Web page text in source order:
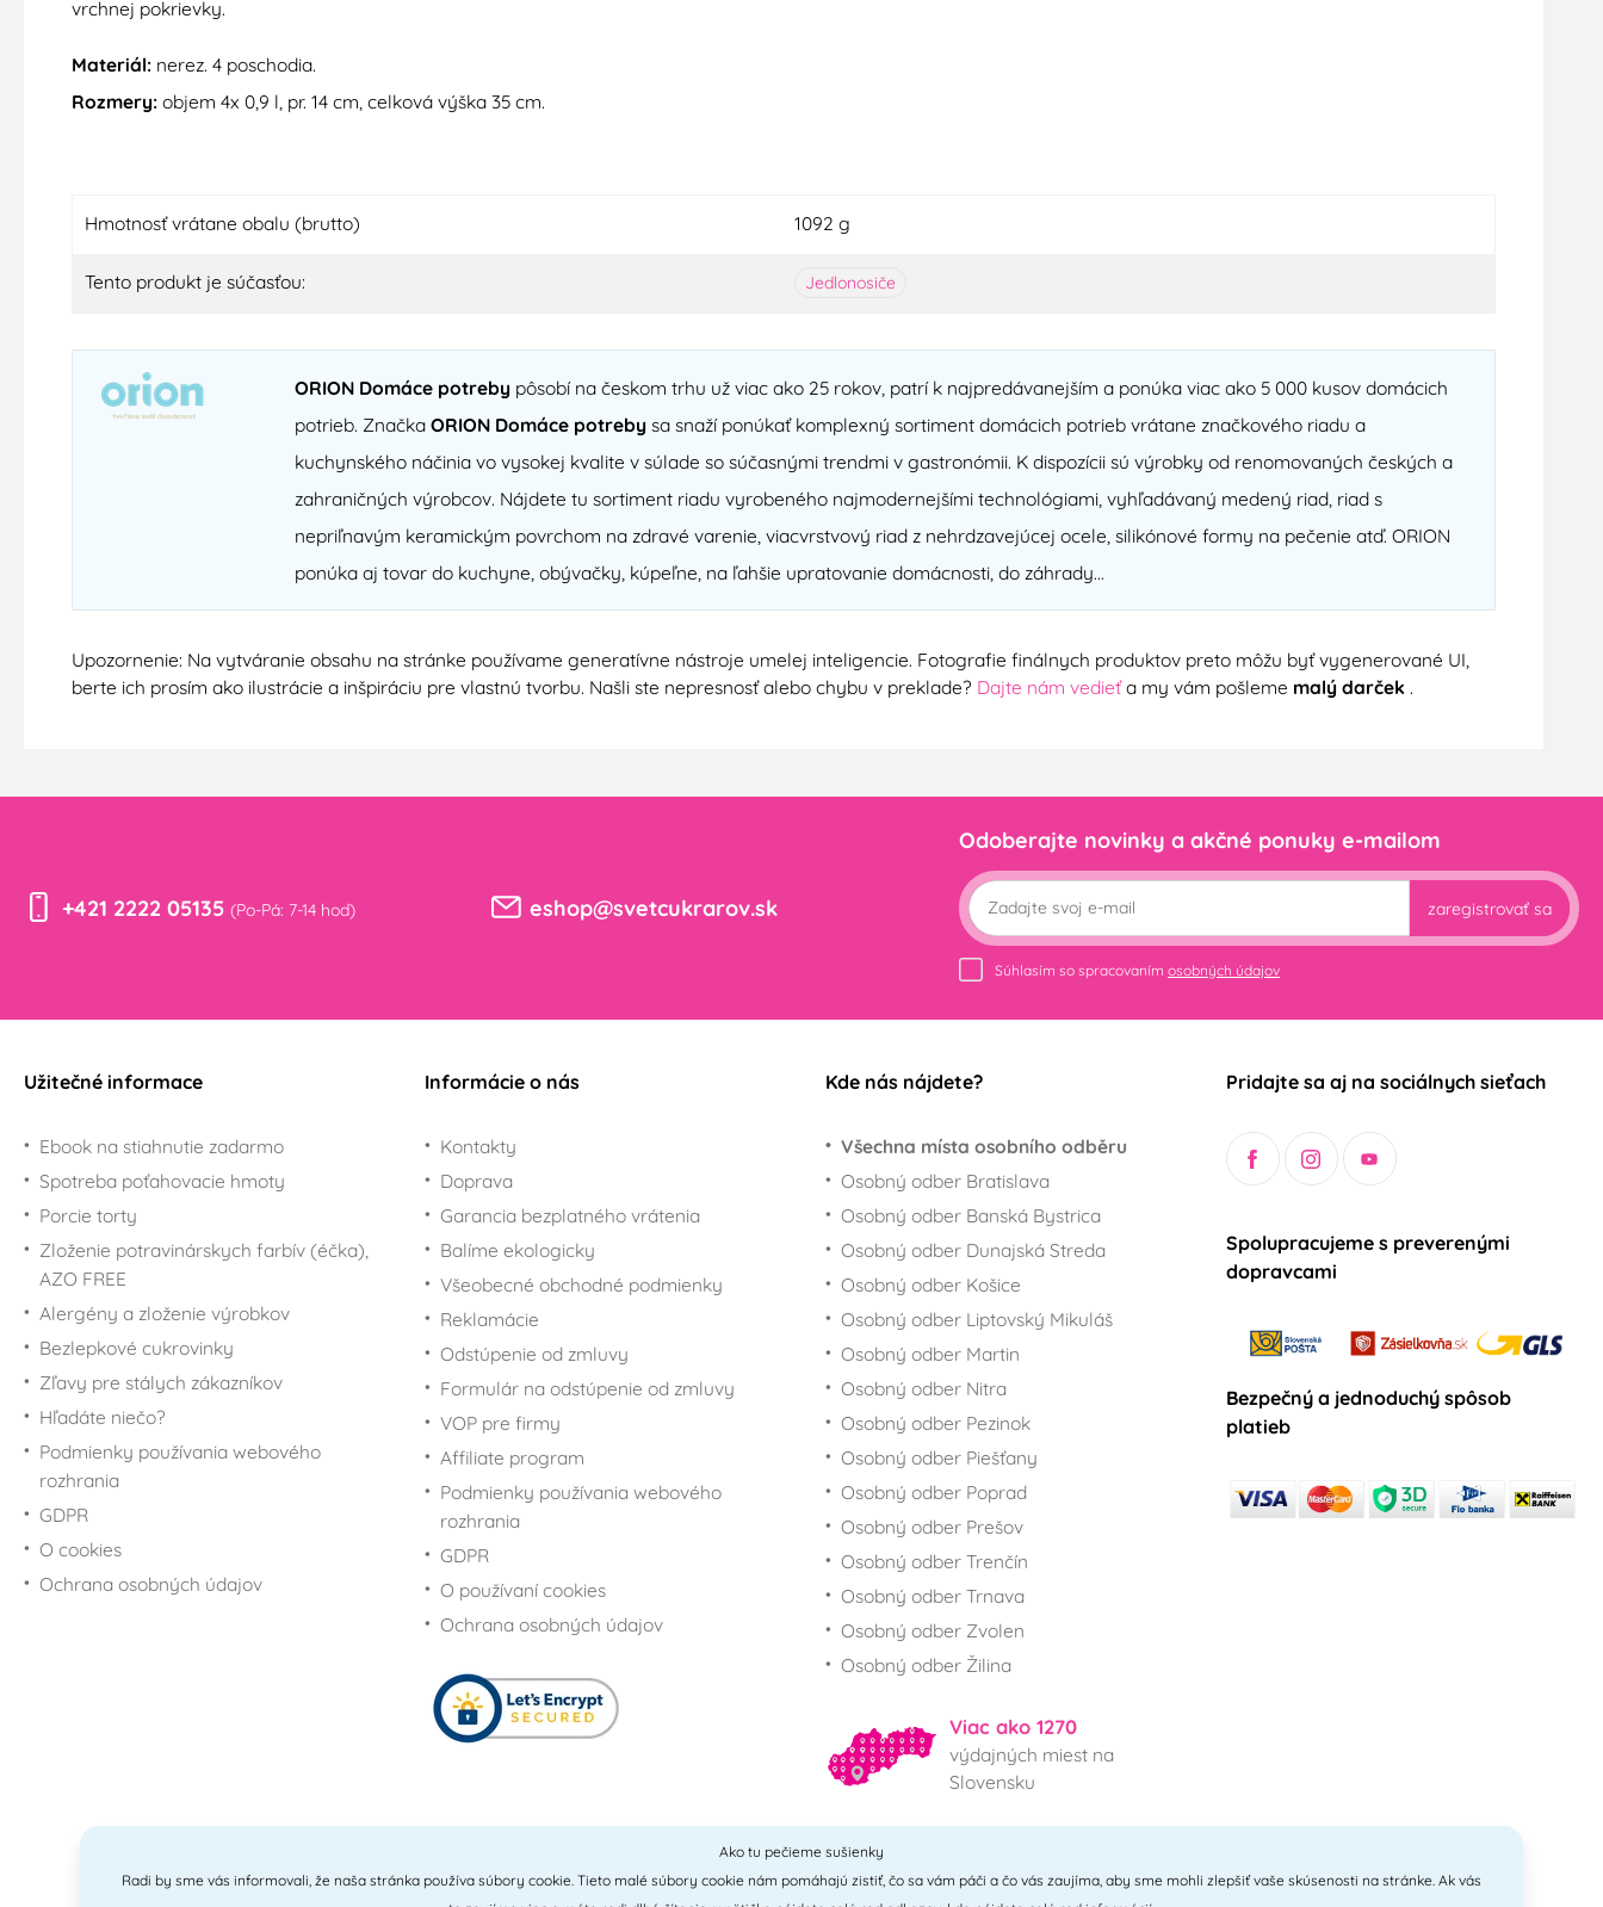
vrchnej pokrievky.
Materiál: nerez. 4 poschodia.
Rozmery: objem 4x 0,9 l pr. 14 cm celková výška 35 cm.
Hmotnosť vrátane obalu (brutto) 1092 g
Tento produkt je súčasťou: Jedlonosiče
ORION Domáce potrebypôsobí na českom trhu už viac ako 25 rokov, patrí k najpredávanejším a ponúka viac ako 5 000 kusov domácich
potrieb. Značka ORION Domáce potrebysa snaží ponúkať komplexný sortiment domácich potrieb vrátane značkového riadu a
kuchynského náčinia vo vysokej kvalite v súlade so súčasnými trendmi v gastronómii. K dispozícii sú výrobky od renomovaných českých a
zahraničných výrobcov. Nájdete tu sortiment riadu vyrobeného najmodernejšími technológiami, vyhľadávaný medený riad, riad s
nepriľnavým keramickým povrchom na zdravé varenie, viacvrstvový riad z nehrdzavejúcej ocele, silikónové formy na pečenie atď. ORION
ponúka aj tovar do kuchyne, obývačky, kúpeľne, na ľahšie upratovanie domácnosti, do záhrady...
Upozornenie: Na vytváranie obsahu na stránke používame generatívne nástroje umelej inteligencie. Fotografie finálnych produktov preto môžu byť vygenerované UI,
berte ich prosím ako ilustrácie a inšpiráciu pre vlastnú tvorbu. Našli ste nepresnosť alebo chybu v preklade? Dajte nám vedieťa my vám pošleme malý darček .
+421 2222 05135 (Po-Pá: 7-14 hod) eshop@svetcukrarov.sk
Odoberajte novinky a akčné ponuky e-mailom
zaregistrovať sa
Súhlasím so spracovaním osobných údajov
Užitečné informace
Ebook na stiahnutie zadarmo
Spotreba poťahovacie hmoty
Porcie torty
Zloženie potravinárskych farbív (éčka),
AZO FREE
Alergény a zloženie výrobkov
Bezlepkové cukrovinky
Zľavy pre stálych zákazníkov
Hľadáte niečo?
Podmienky používania webového
rozhrania
GDPR
O cookies
Ochrana osobných údajov
Informácie o nás
Kontakty
Doprava
Garancia bezplatného vrátenia
Balíme ekologicky
Všeobecné obchodné podmienky
Reklamácie
Odstúpenie od zmluvy
Formulár na odstúpenie od zmluvy
VOP pre firmy
Affiliate program
Podmienky používania webového
rozhrania
GDPR
O používaní cookies
Ochrana osobných údajov
Kde nás nájdete?
Všechna místa osobního odběru
Osobný odber Bratislava
Osobný odber Banská Bystrica
Osobný odber Dunajská Streda
Osobný odber Košice
Osobný odber Liptovský Mikuláš
Osobný odber Martin
Osobný odber Nitra
Osobný odber Pezinok
Osobný odber Piešťany
Osobný odber Poprad
Osobný odber Prešov
Osobný odber Trenčín
Osobný odber Trnava
Osobný odber Zvolen
Osobný odber Žilina
Viac ako 1270
výdajných miest na
Slovensku
Všetky miesta
Pridajte sa aj na sociálnych sieťach
Spolupracujeme s preverenými
dopravcami
Bezpečný a jednoduchý spôsob
platieb
Ako tu pečieme sušienky
Radi by sme vás informovali, že naša stránka používa súbory cookie. Tieto malé súbory cookie nám pomáhajú zistiť, čo sa vám páči a čo vás zaujíma, aby sme mohli zlepšiť vaše skúsenosti na stránke. Ak vás